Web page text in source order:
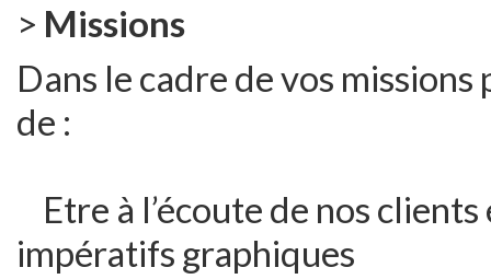
> Missions
Dans le cadre de vos
de :
Etre à l’écoute de nos
impératifs graphiques